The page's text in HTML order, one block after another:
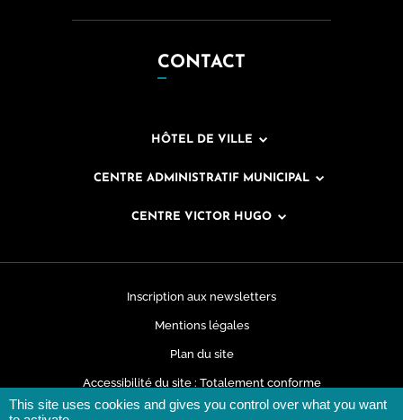
CONTACT
HÔTEL DE VILLE
CENTRE ADMINISTRATIF MUNICIPAL
CENTRE VICTOR HUGO
Inscription aux newsletters
Mentions légales
Plan du site
Accessibilité du site : Totalement conforme
Données personnelles
This site uses cookies and gives you control over what you want